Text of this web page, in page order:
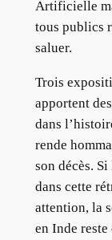
Artificielle
tous publics
saluer.
Trois
apportent
dans
rende
son décès.
dans cette
attention, la
en Inde